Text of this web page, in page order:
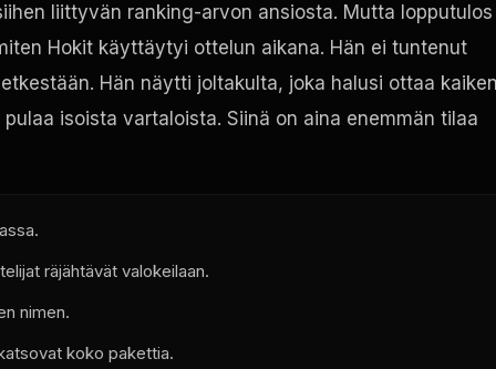
liittyvän ranking-arvon ansiosta. Mutta lopputulos
Hokit käyttäytyi ottelun aikana. Hän ei tuntenut
Hän näytti joltakulta, joka halusi ottaa
isoista vartaloista. Siinä on aina enemmän tilaa
räjähtävät valokeilaan.
nimen.
koko pakettia.